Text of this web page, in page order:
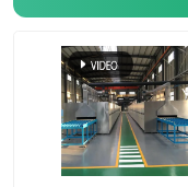
κλίβανος
Έπιπλα κλιβάνων